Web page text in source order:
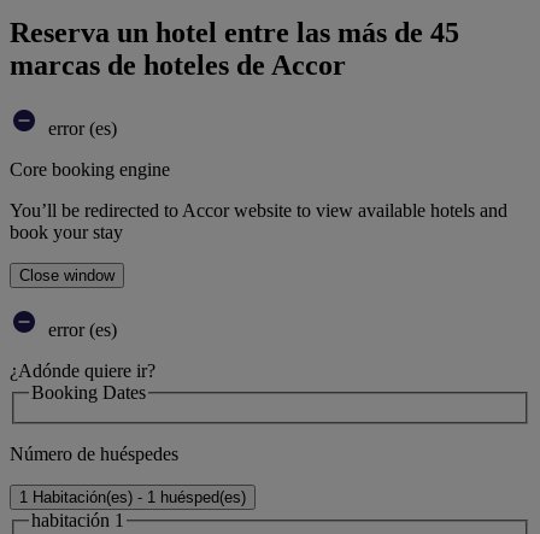
Reserva un hotel entre las más de 45
marcas de hoteles de Accor
error (es)
Core booking engine
You’ll be redirected to Accor website to view available hotels and
book your stay
Close window
error (es)
¿Adónde quiere ir?
Booking Dates
Número de huéspedes
1 Habitación(es) - 1 huésped(es)
habitación 1